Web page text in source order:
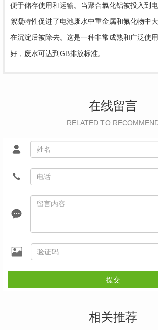
便于储存使用和运输。当聚合氯化铝被投入到
絮凝特性促进了电池废水中重金属和氟化物中
在沉淀后被除去。这是一种非常成熟和广泛使
好，废水可达到GB排放标准。
在线留言
RELATED TO
提交
相关推荐